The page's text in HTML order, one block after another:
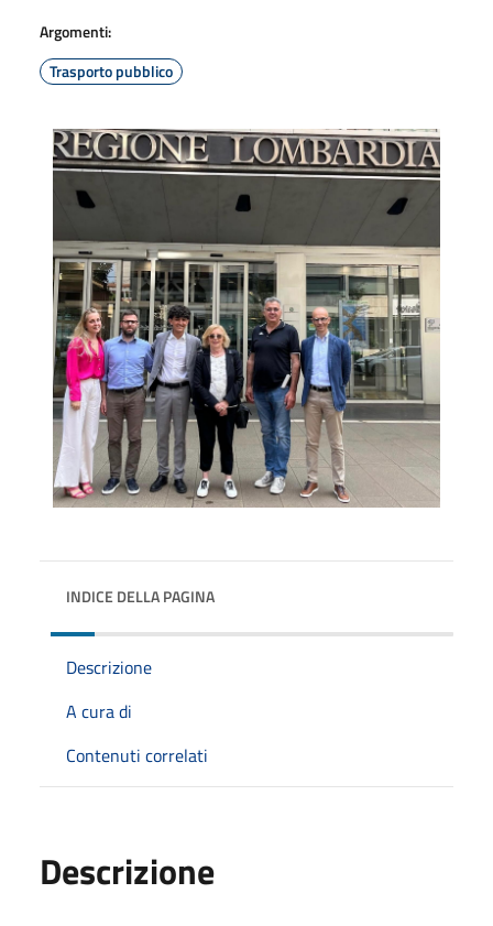
Argomenti:
Trasporto pubblico
INDICE DELLA PAGINA
Descrizione
A cura di
Contenuti correlati
Descrizione